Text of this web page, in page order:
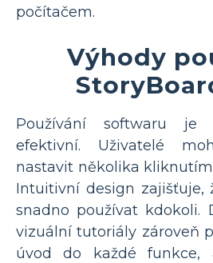
počítačem.
Výhody
Používání softwaru
efektivní. Uživatelé
nastavit několika
Intuitivní design zajišťuje,
snadno používat kdokoli.
vizuální tutoriály zároveň
úvod do každé